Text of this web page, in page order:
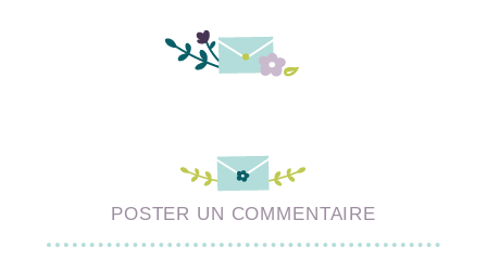
POSTER UN COMMENTAIRE